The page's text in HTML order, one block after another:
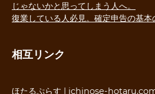
じゃないかと思ってしまう人へ。
復業している人必見。確定申告の基
相互リンク
ほたるぷらす | ichinose-